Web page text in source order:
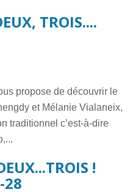
TROIS....
propose de découvrir le
et Mélanie Vialaneix,
traditionnel c’est-à-dire
!
28